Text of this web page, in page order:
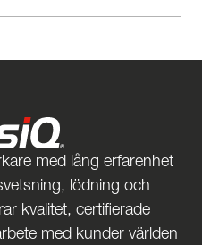
med lång erfarenhet
lödning och
kvalitet, certifierade
med kunder världen